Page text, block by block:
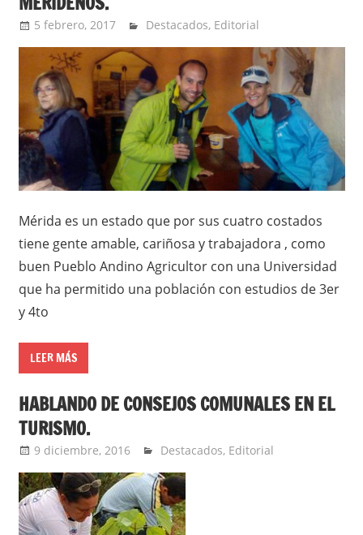
5 febrero, 2017 admin
Destacados, Editorial
Mérida es un estado que por sus cuatro costados
tiene gente amable, cariñosa y trabajadora , como
buen Pueblo Andino Agricultor con una Universidad
que ha permitido una población con estudios de 3er
y 4to
LEER MÁS
HABLANDO DE CONSEJOS COMUNALES EN EL
TURISMO.
9 diciembre, 2016 admin
Destacados, Editorial